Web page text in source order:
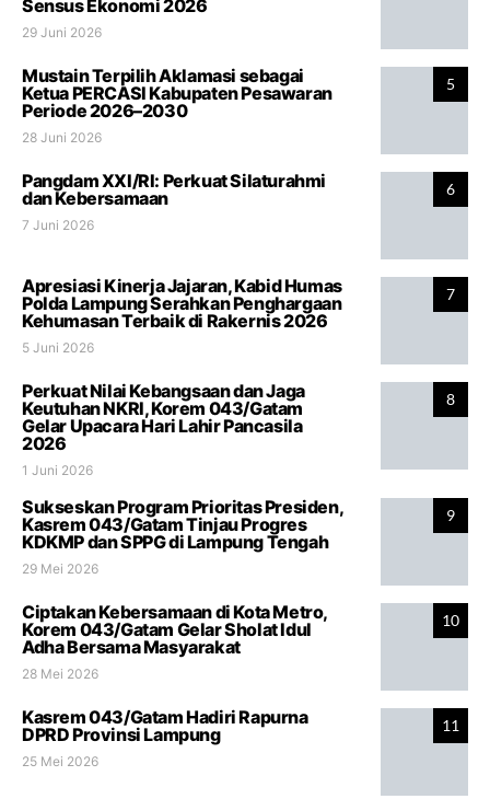
Sensus Ekonomi 2026
29 Juni 2026
5
Mustain Terpilih Aklamasi sebagai
Ketua PERCASI Kabupaten Pesawaran
Periode 2026–2030
28 Juni 2026
6
Pangdam XXI/RI: Perkuat Silaturahmi
dan Kebersamaan
7 Juni 2026
7
Apresiasi Kinerja Jajaran, Kabid Humas
Polda Lampung Serahkan Penghargaan
Kehumasan Terbaik di Rakernis 2026
5 Juni 2026
8
Perkuat Nilai Kebangsaan dan Jaga
Keutuhan NKRI, Korem 043/Gatam
Gelar Upacara Hari Lahir Pancasila
2026
1 Juni 2026
9
Sukseskan Program Prioritas Presiden,
Kasrem 043/Gatam Tinjau Progres
KDKMP dan SPPG di Lampung Tengah
29 Mei 2026
10
Ciptakan Kebersamaan di Kota Metro,
Korem 043/Gatam Gelar Sholat Idul
Adha Bersama Masyarakat
28 Mei 2026
11
Kasrem 043/Gatam Hadiri Rapurna
DPRD Provinsi Lampung
25 Mei 2026